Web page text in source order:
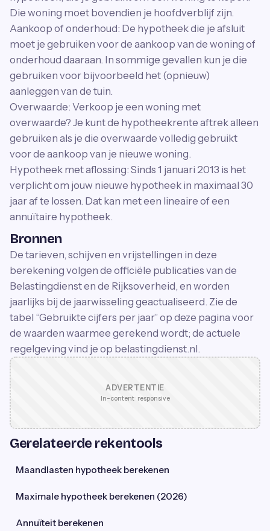
Die woning moet bovendien je hoofdverblijf zijn.
Aankoop of onderhoud: De hypotheek die je afsluit
moet je gebruiken voor de aankoop van de woning of
onderhoud daaraan. In sommige gevallen kun je die
gebruiken voor bijvoorbeeld het (opnieuw)
aanleggen van de tuin.
Overwaarde: Verkoop je een woning met
overwaarde? Je kunt de hypotheekrente aftrek alleen
gebruiken als je die overwaarde volledig gebruikt
voor de aankoop van je nieuwe woning.
Hypotheek met aflossing: Sinds 1 januari 2013 is het
verplicht om jouw nieuwe hypotheek in maximaal 30
jaar af te lossen. Dat kan met een lineaire of een
annuïtaire hypotheek.
Bronnen
De tarieven, schijven en vrijstellingen in deze
berekening volgen de officiële publicaties van de
Belastingdienst en de Rijksoverheid, en worden
jaarlijks bij de jaarwisseling geactualiseerd. Zie de
tabel “Gebruikte cijfers per jaar” op deze pagina voor
de waarden waarmee gerekend wordt; de actuele
regelgeving vind je op belastingdienst.nl.
ADVERTENTIE
In-content · responsive
Gerelateerde rekentools
Maandlasten hypotheek berekenen
Maximale hypotheek berekenen (2026)
Annuïteit berekenen